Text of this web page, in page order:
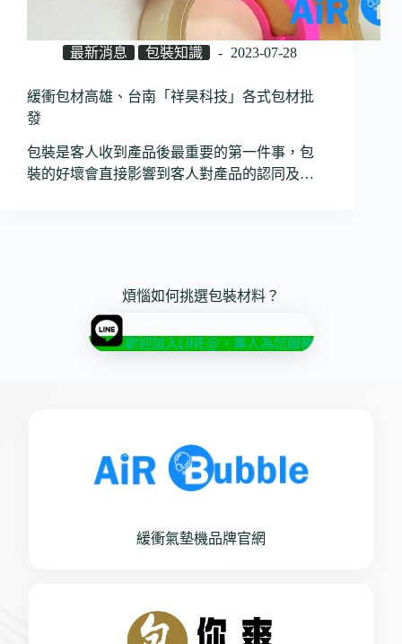
最新消息 包裝知識 2023-07-28
緩衝包材高雄、台南「祥昊科技」各式包材批
發
包裝是客人收到產品後最重要的第一件事，包
裝的好壞會直接影響到客人對產品的認同及…
煩惱如何挑選包裝材料？
歡迎加入LINE@，專人為您服務
緩衝氣墊機品牌官網